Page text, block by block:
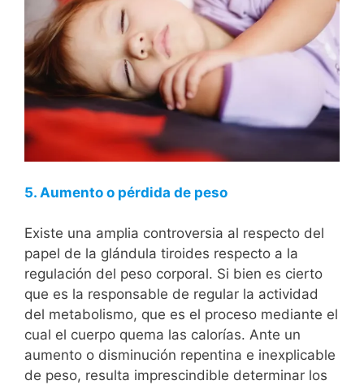
5. Aumento o pérdida de peso
Existe una amplia controversia al respecto del
papel de la glándula tiroides respecto a la
regulación del peso corporal. Si bien es cierto
que es la responsable de regular la actividad
del metabolismo, que es el proceso mediante el
cual el cuerpo quema las calorías. Ante un
aumento o disminución repentina e inexplicable
de peso, resulta imprescindible determinar los